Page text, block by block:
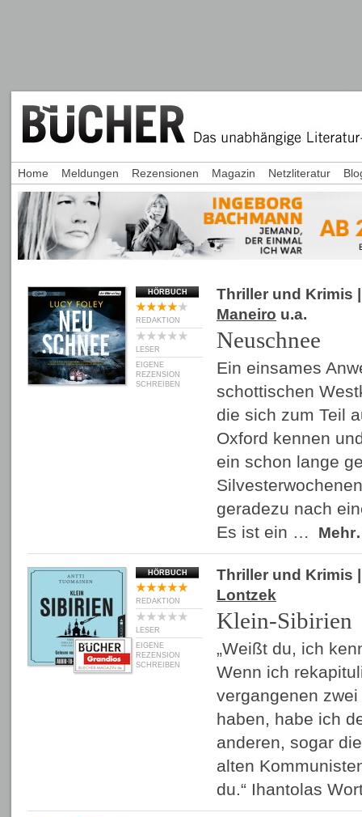
HÖRBUCH
REDAKTION
LESER
EIGENE
REZENSION
SCHREIBEN
Thriller und Krimis
Maneiro u.a.
Neuschnee
Ein einsames
schottischen
die sich zum Teil
Oxford kennen
ein schon lange
geradezu nach
Es ist ein …
HÖRBUCH
REDAKTION
LESER
EIGENE
REZENSION
SCHREIBEN
Thriller und Krimis
Lontzek
Klein-Sibirien
„Weißt du, ich
Wenn ich
vergangenen
haben, habe ich
anderen, sogar
alten
du.“ Ihantolas
Home Meldungen Rezensionen Magazin Netzliteratur